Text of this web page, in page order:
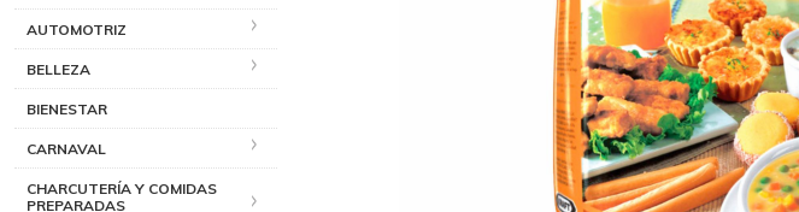
AUTOMOTRIZ
BELLEZA
BIENESTAR
CARNAVAL
CHARCUTERÍA Y COMIDAS
PREPARADAS